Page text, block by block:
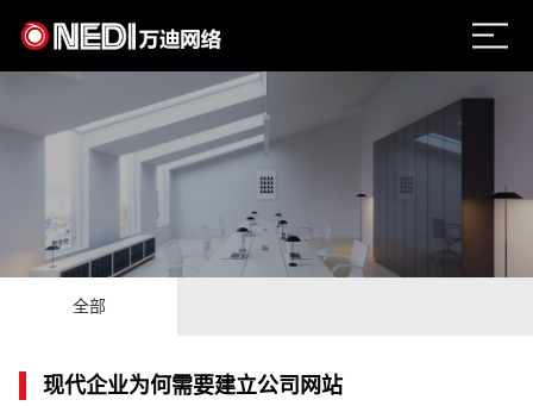
全部
现代企业为何需要建立公司网站